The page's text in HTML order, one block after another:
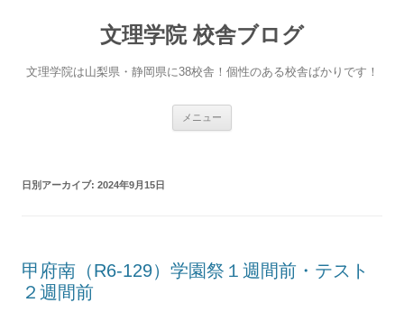
文理学院 校舎ブログ
文理学院は山梨県・静岡県に38校舎！個性のある校舎ばかりです！
メニュー
日別アーカイブ: 2024年9月15日
甲府南（R6-129）学園祭１週間前・テスト
２週間前